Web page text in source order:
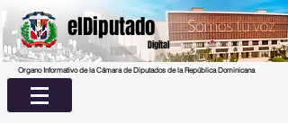
elDiputado
Digital
Organo Informativo de la Cámara de Diputados de la República Dominicana